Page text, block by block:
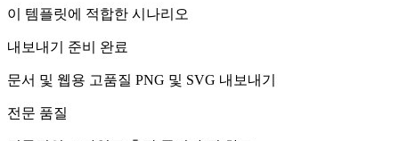
이 템플릿에 적합한 시나리오
내보내기 준비 완료
문서 및 웹용 고품질 PNG 및 SVG 내보내기
전문 품질